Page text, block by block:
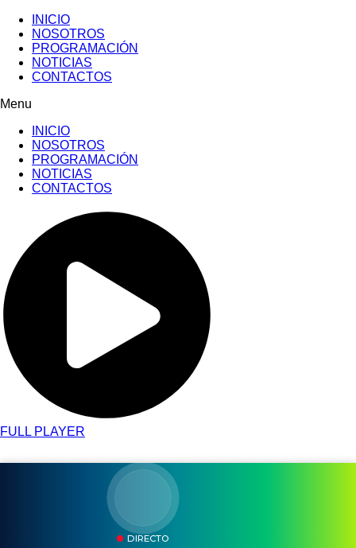
INICIO
NOSOTROS
PROGRAMACIÓN
NOTICIAS
CONTACTOS
Menu
INICIO
NOSOTROS
PROGRAMACIÓN
NOTICIAS
CONTACTOS
FULL PLAYER
DIRECTO